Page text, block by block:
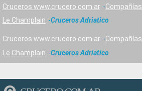
Cruceros www.crucero.com.ar Compañías
Le Champlain
Cruceros Adriatico
Cruceros www.crucero.com.ar Compañías
Le Champlain
Cruceros Adriatico